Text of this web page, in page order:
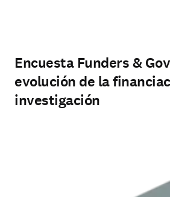
Encuesta Funders &
evolución de la
investigación